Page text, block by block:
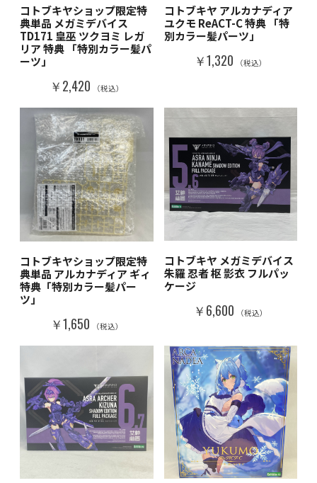
コトブキヤショップ限定特
典単品 メガミデバイス
TD171 皇巫 ツクヨミ レガ
リア 特典 「特別カラー髪パ
ーツ」
￥2,420 （税込）
コトブキヤ アルカナディア
ユクモ ReACT-C 特典 「特
別カラー髪パーツ」
￥1,320 （税込）
コトブキヤショップ限定特
典単品 アルカナディア ギィ
特典「特別カラー髪パー
ツ」
￥1,650 （税込）
コトブキヤ メガミデバイス
朱羅 忍者 枢 影衣 フルパッ
ケージ
￥6,600 （税込）